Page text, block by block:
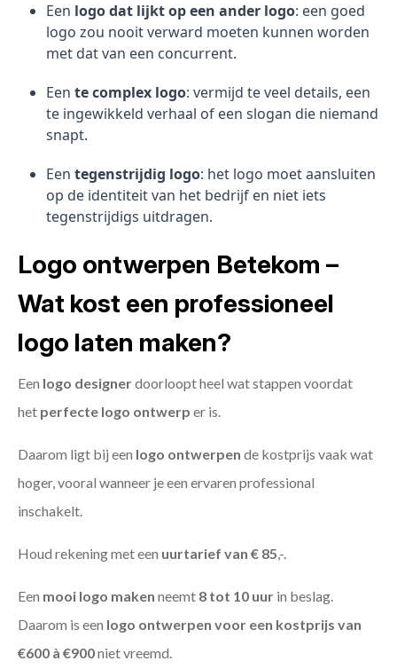
Een logo dat lijkt op een ander logo: een goed
logo zou nooit verward moeten kunnen worden
met dat van een concurrent.
Een te complex logo: vermijd te veel details, een
te ingewikkeld verhaal of een slogan die niemand
snapt.
Een tegenstrijdig logo: het logo moet aansluiten
op de identiteit van het bedrijf en niet iets
tegenstrijdigs uitdragen.
Logo ontwerpen Betekom –
Wat kost een professioneel
logo laten maken?
Een logo designerdoorloopt heel wat stappen voordat
het perfecte logo ontwerp er is.
Daarom ligt bij een logo ontwerpen de kostprijs vaak wat
hoger, vooral wanneer je een ervaren professional
inschakelt.
Houd rekening met een uurtarief van € 85,-.
Een mooi logo maken neemt 8 tot 10 uur in beslag.
Daarom is een logo ontwerpen voor een kostprijs van
€600 à €900niet vreemd.